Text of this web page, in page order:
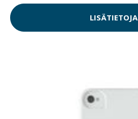
LISÄTIETOJA